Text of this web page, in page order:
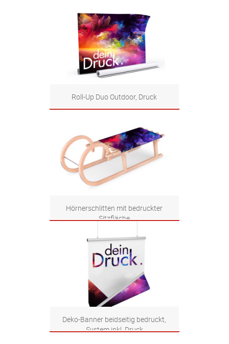
Zum Produkt
Roll-Up Duo Outdoor, Druck
Hörnerschlitten mit bedruckter
Sitzfläche
Zum Produkt
Deko-Banner beidseitig bedruckt,
System inkl. Druck